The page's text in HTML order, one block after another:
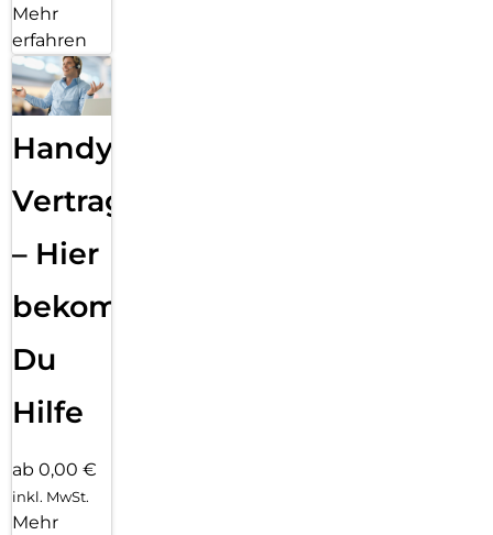
Mehr
erfahren
Handy
Vertragsabwicklung
– Hier
bekommst
Du
Hilfe
ab 0,00 €
inkl. MwSt.
Mehr